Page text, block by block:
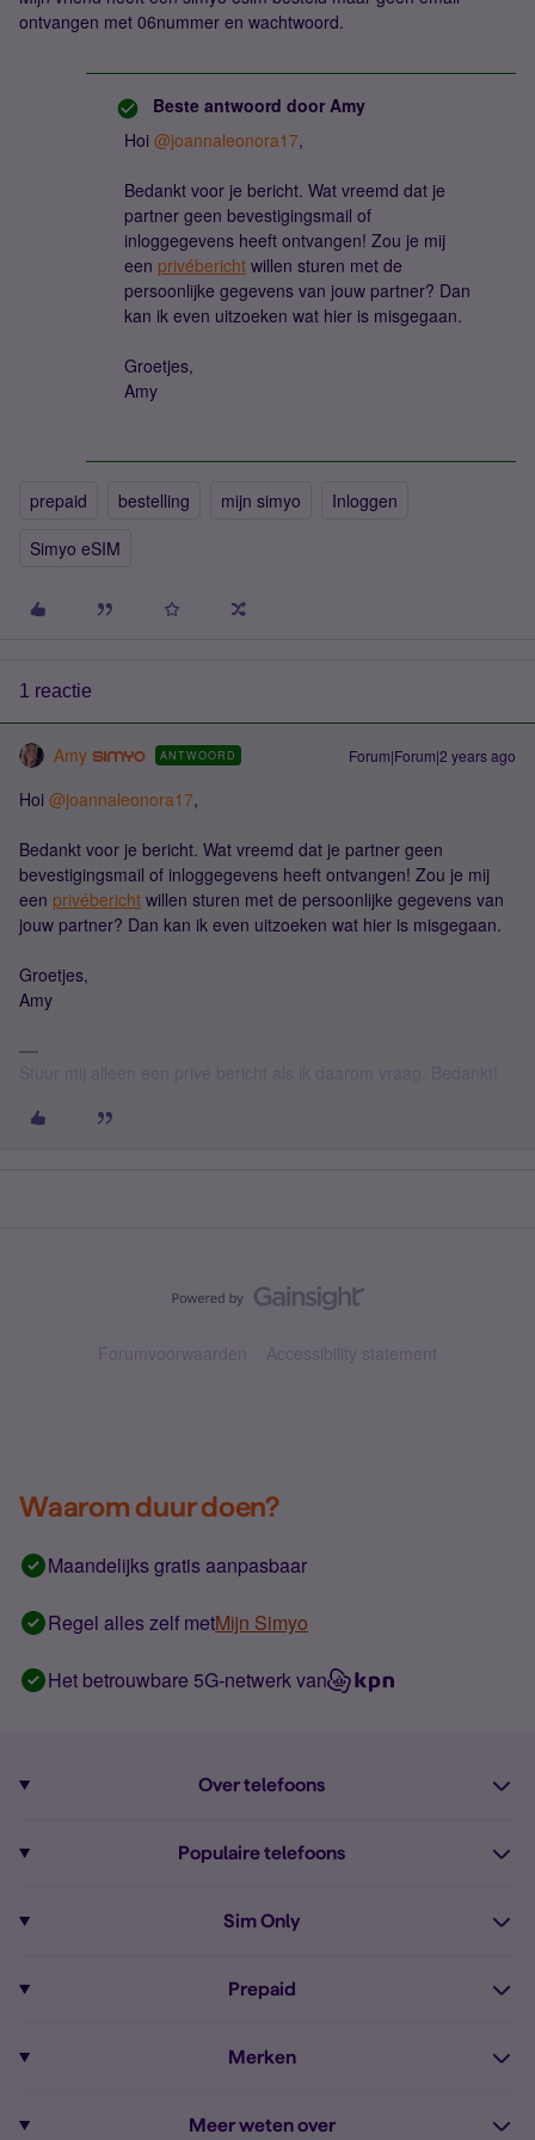
ontvangen met 06nummer en wachtwoord.
Beste antwoord door Amy
Hoi @joannaleonora17,
Bedankt voor je bericht. Wat vreemd dat je
partner geen bevestigingsmail of
inloggegevens heeft ontvangen! Zou je mij
een privébericht willen sturen met de
persoonlijke gegevens van jouw partner? Dan
kan ik even uitzoeken wat hier is misgegaan.
Groetjes,
Amy
prepaid bestelling mijn simyo
Inloggen
Simyo eSIM
1 reactie
Amy ANTWOORD Forum|Forum|2 years ago
Hoi @joannaleonora17,
Bedankt voor je bericht. Wat vreemd dat je partner geen
bevestigingsmail of inloggegevens heeft ontvangen! Zou je mij
een privébericht willen sturen met de persoonlijke gegevens van
jouw partner? Dan kan ik even uitzoeken wat hier is misgegaan.
Groetjes,
Amy
Forumvoorwaarden Accessibility statement
Waarom duur doen?
Maandelijks gratis aanpasbaar
Regel alles zelf metMijn Simyo
Het betrouwbare 5G-netwerk van
Over telefoons
Alle telefoons
Populaire telefoons
iPhone 16
Sim Only
Onbeperkt bellen
Zakelijk Sim Only abonnement
Prepaid
Prepaid tegoed opwaarderen
Merken
Meer weten over